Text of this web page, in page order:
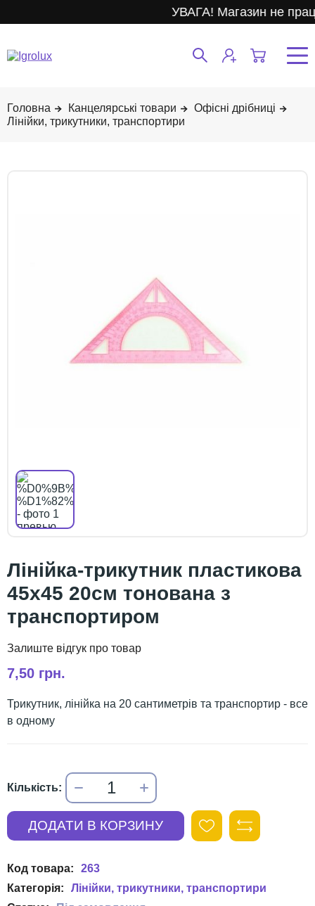
УВАГА! Магазин не
Канцелярські товари
Офісні дрібниці
Лінійки, трикутники, транспортири
Лінійка-трикутник пластикова
45х45 20см тонована з
транспортиром
7,50 грн.
Трикутник, лінійка на 20 сантиметрів та транспортир - все
в одному
263
Лінійки, трикутники, транспортири